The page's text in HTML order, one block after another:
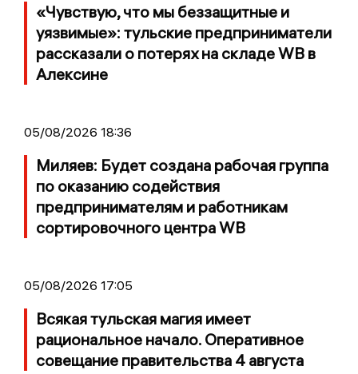
«Чувствую, что мы беззащитные и
уязвимые»: тульские предприниматели
рассказали о потерях на складе WB в
Алексине
05/08/2026 18:36
Миляев: Будет создана рабочая группа
по оказанию содействия
предпринимателям и работникам
сортировочного центра WB
05/08/2026 17:05
Всякая тульская магия имеет
рациональное начало. Оперативное
совещание правительства 4 августа